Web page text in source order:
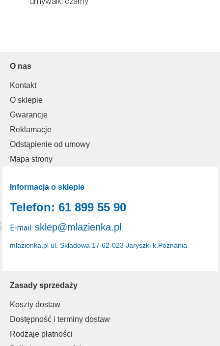
O nas
Kontakt
O sklepie
Gwarancje
Reklamacje
Odstąpienie od umowy
Mapa strony
Zasady sprzedaży
Koszty dostaw
Dostępność i terminy dostaw
Rodzaje płatności
Informacja o sklepie
mlazienka.pl ul. Składowa 17 62-023 Jaryszki k.Poznania
Telefon: 61 899 55 90
E-mail: sklep@mlazienka.pl